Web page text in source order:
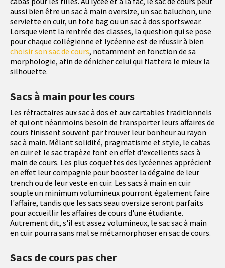
aussi bien être un sac à main oversize, un sac baluchon, une
serviette en cuir, un tote bag ou un sac à dos sportswear.
Lorsque vient la rentrée des classes, la question qui se pose
pour chaque collégienne et lycéenne est de réussir à bien
choisir son sac de cours, notamment en fonction de sa
morphologie, afin de dénicher celui qui flattera le mieux la
silhouette.
Sacs à main pour les cours
Les réfractaires aux sac à dos et aux cartables traditionnels
et qui ont néanmoins besoin de transporter leurs affaires de
cours finissent souvent par trouver leur bonheur au rayon
sac à main. Mêlant solidité, pragmatisme et style, le cabas
en cuir et le sac trapèze font en effet d'excellents sacs à
main de cours. Les plus coquettes des lycéennes apprécient
en effet leur compagnie pour booster la dégaine de leur
trench ou de leur veste en cuir. Les sacs à main en cuir
souple un minimum volumineux pourront également faire
l'affaire, tandis que les sacs seau oversize seront parfaits
pour accueillir les affaires de cours d'une étudiante.
Autrement dit, s'il est assez volumineux, le sac sac à main
en cuir pourra sans mal se métamorphoser en sac de cours.
Sacs de cours pas cher